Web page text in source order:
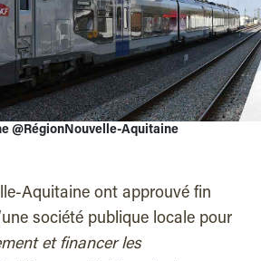
@RégionNouvelle-Aquitaine
Aquitaine ont approuvé fin
société publique locale pour
et financer les